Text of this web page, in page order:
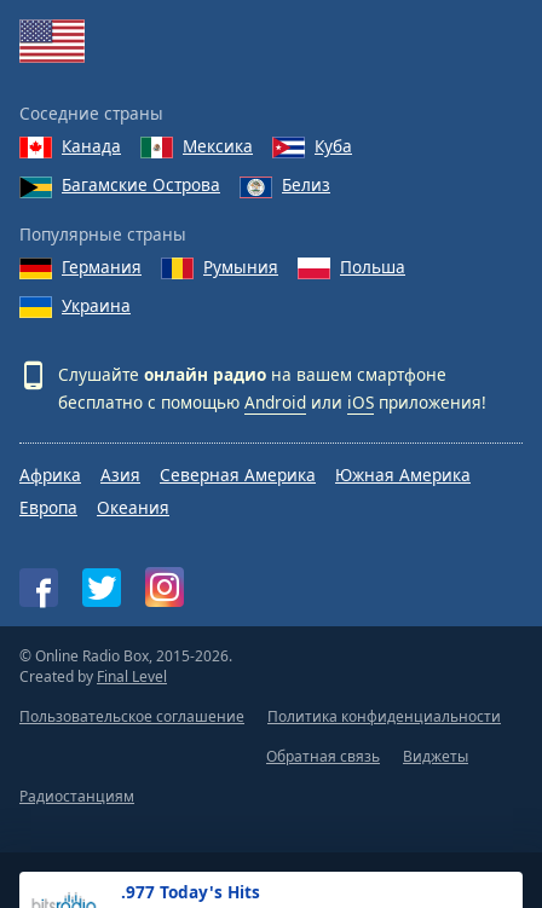
.977 Today's Hits
Соседние страны
Канада
Мексика
Куба
Багамские Острова
Белиз
Популярные страны
Германия
Румыния
Польша
Украина
Слушайте онлайн радио на вашем смартфоне
бесплатно с помощью Android или iOS приложения!
Африка Азия Северная Америка
Южная Америка
Европа
Океания
© Online Radio Box, 2015-2026.
Created by Final Level
Пользовательское соглашение
Политика конфиденциальности
Обратная связь
Виджеты
Радиостанциям